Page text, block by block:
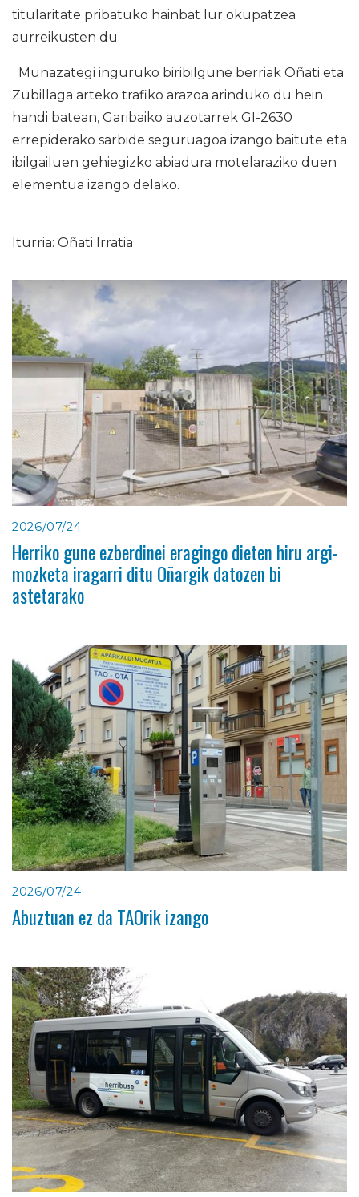
titularitate pribatuko hainbat lur okupatzea
aurreikusten du.
Munazategi inguruko biribilgune berriak Oñati eta
Zubillaga arteko trafiko arazoa arinduko du hein
handi batean, Garibaiko auzotarrek GI-2630
errepiderako sarbide seguruagoa izango baitute eta
ibilgailuen gehiegizko abiadura motelaraziko duen
elementua izango delako.
Iturria: Oñati Irratia
2026/07/24
Herriko gune ezberdinei eragingo dieten hiru argi-
mozketa iragarri ditu Oñargik datozen bi
astetarako
2026/07/24
Abuztuan ez da TAOrik izango